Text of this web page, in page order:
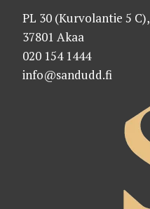
PL 30 (Kurvolantie 5 C),
37801 Akaa
020 154 1444
info@sandudd.fi